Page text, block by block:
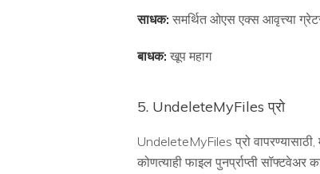
साधक: समर्थित ओएस एक्स आवृत्त्या
बाधक: खूप महाग
5. UndeleteMyFiles प्रो
UndeleteMyFiles प्रो
कोणत्याही फाइल पुनर्प्राप्ती